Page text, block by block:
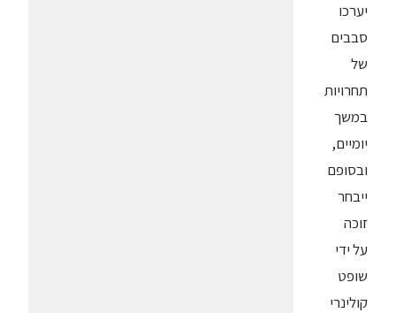
יערכו
סבבים
של
תחרויות
במשך
יומיים,
ובסופם
ייבחר
זוכה
על ידי
שופט
קולינרי